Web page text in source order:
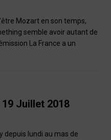
Mozart en son temps,
semble avoir autant de
La France a un
Juillet 2018
depuis lundi au mas de